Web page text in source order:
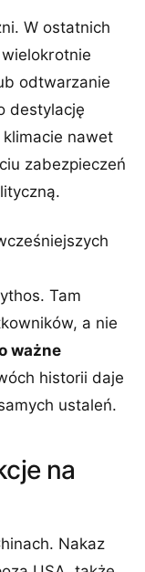
W ostatnich
odtwarzanie
destylację
nawet
zabezpieczeń
Tam
a nie
ważne
historii daje
ustaleń.
na
Nakaz